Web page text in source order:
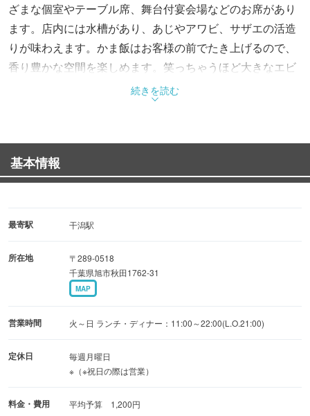
ざまな個室やテーブル席、舞台付宴会場などのお席があり
ます。店内には水槽があり、あじやアワビ、サザエの活造
りが味わえます。かま飯はお客様の前でたき上げるので、
香り豊かな空間を楽しめます。笑っちゃうほど大きなエビ
を揚げたジャンボエビ天丼は驚きの大きさです。ズワイガ
ニの刺身やステーキなど7種類のカニ料理がつくカニコー
続きを読む
基本情報
最寄駅 干潟駅
所在地
〒289-0518
千葉県旭市秋田1762-31
MAP
営業時間 火～日 ランチ・ディナー：11:00～22:00(L.O.21:00)
定休日
毎週月曜日
※（※祝日の際は営業）
料金・費用 平均予算 1,200円